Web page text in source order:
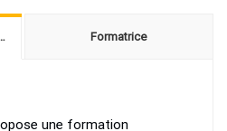
E - Commerce Formatrice
une formation